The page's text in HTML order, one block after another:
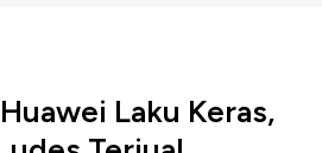
Laku Keras,